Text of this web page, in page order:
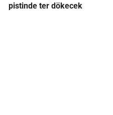
pistinde ter dökecek